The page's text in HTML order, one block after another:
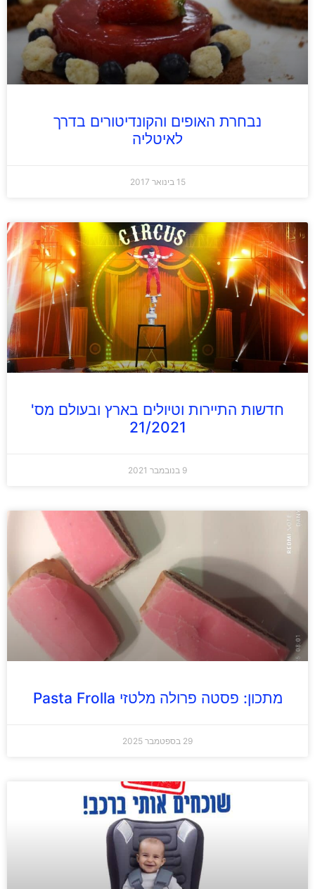
נבחרת האופים והקונדיטורים בדרך
לאיטליה
15 בינואר 2017
חדשות התיירות וטיולים בארץ ובעולם מס'
21/2021
9 בנובמבר 2021
מתכון: פסטה פרולה מלטזי Pasta Frolla
29 בספטמבר 2025